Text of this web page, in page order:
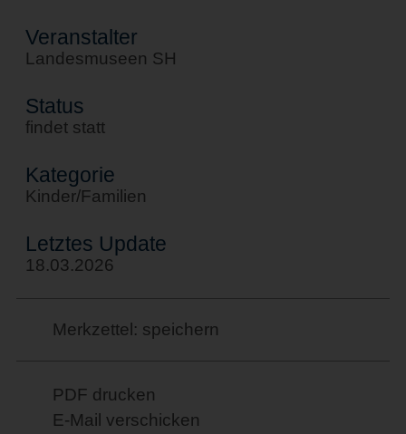
Veranstalter
Landesmuseen SH
Status
findet statt
Kategorie
Kinder/Familien
Letztes Update
18.03.2026
Merkzettel: speichern
PDF drucken
E-Mail verschicken